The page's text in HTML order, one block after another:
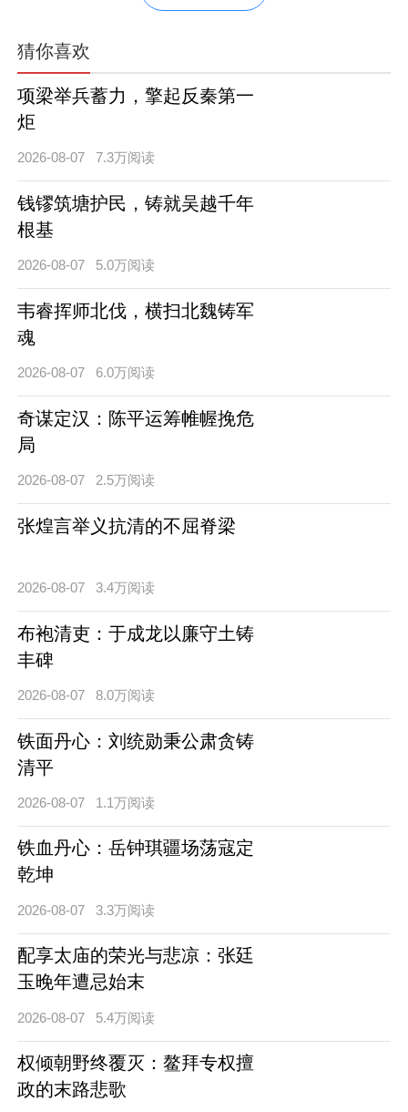
猜你喜欢
项梁举兵蓄力，擎起反秦第一
炬
2026-08-07 7.3万阅读
钱镠筑塘护民，铸就吴越千年
根基
2026-08-07 5.0万阅读
韦睿挥师北伐，横扫北魏铸军
魂
2026-08-07 6.0万阅读
奇谋定汉：陈平运筹帷幄挽危
局
2026-08-07 2.5万阅读
张煌言举义抗清的不屈脊梁
2026-08-07 3.4万阅读
布袍清吏：于成龙以廉守土铸
丰碑
2026-08-07 8.0万阅读
铁面丹心：刘统勋秉公肃贪铸
清平
2026-08-07 1.1万阅读
铁血丹心：岳钟琪疆场荡寇定
乾坤
2026-08-07 3.3万阅读
配享太庙的荣光与悲凉：张廷
玉晚年遭忌始末
2026-08-07 5.4万阅读
权倾朝野终覆灭：鳌拜专权擅
政的末路悲歌